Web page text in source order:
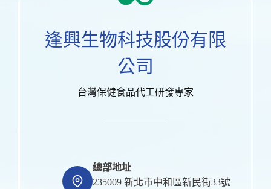
逢興生物科技股份有限
公司
台灣保健食品代工研發專家
總部地址
235009 新北市中和區新民街33號